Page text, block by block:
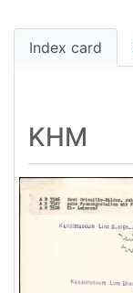
Index card
KHM